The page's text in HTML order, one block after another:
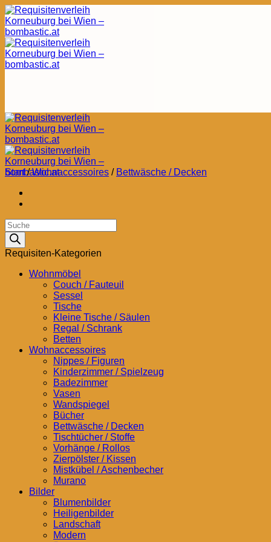
Zum
Inhalt
springen
Start / Wohnaccessoires / Bettwäsche / Decken
Products
search
Requisiten-Kategorien
Wohnmöbel
Couch / Fauteuil
Sessel
Tische
Kleine Tische / Säulen
Regal / Schrank
Betten
Wohnaccessoires
Nippes / Figuren
Kinderzimmer / Spielzeug
Badezimmer
Vasen
Wandspiegel
Bücher
Bettwäsche / Decken
Tischtücher / Stoffe
Vorhänge / Rollos
Zierpölster / Kissen
Mistkübel / Aschenbecher
Murano
Bilder
Blumenbilder
Heiligenbilder
Landschaft
Modern